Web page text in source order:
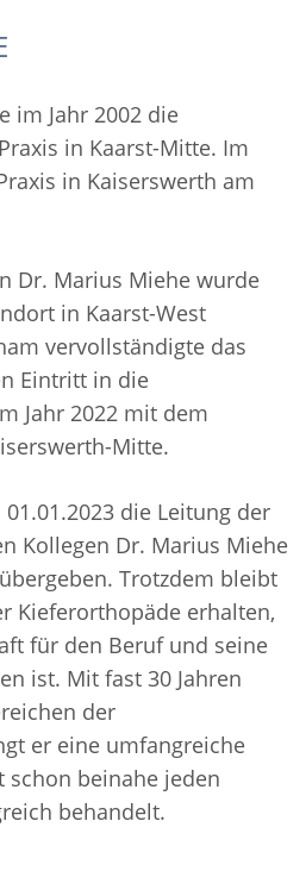
KENNEN
im Jahr 2002 die
in Kaarst-Mitte. Im
in Kaiserswerth am
Dr. Marius Miehe wurde
in Kaarst-West
vervollständigte das
Eintritt in die
Jahr 2022 mit dem
Mitte.
die Leitung der
Kollegen Dr. Marius Miehe
Trotzdem bleibt
Kieferorthopäde erhalten,
für den Beruf und seine
ist. Mit fast 30 Jahren
der
er eine umfangreiche
schon beinahe jeden
behandelt.